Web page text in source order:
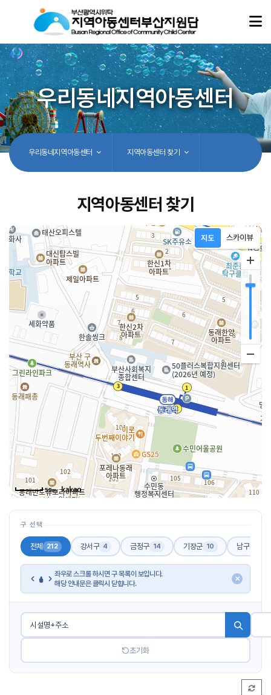
우리동네지역아동센터
우리동네지역아동센터 지역아동센터 찾기
지역아동센터 찾기
50m
구 선택
전체 212 강서구 4 금정구 14 기장군 10 남구
좌우로 스크롤 하시면 구 목록이 보입니다.
해당 안내문은 클릭시 닫힙니다.
✕
초기화